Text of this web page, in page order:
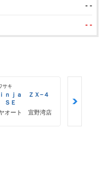
- -
- -
サキ
ｎｊａ ＺＸ−４
ＳＥ
オート 宜野湾店